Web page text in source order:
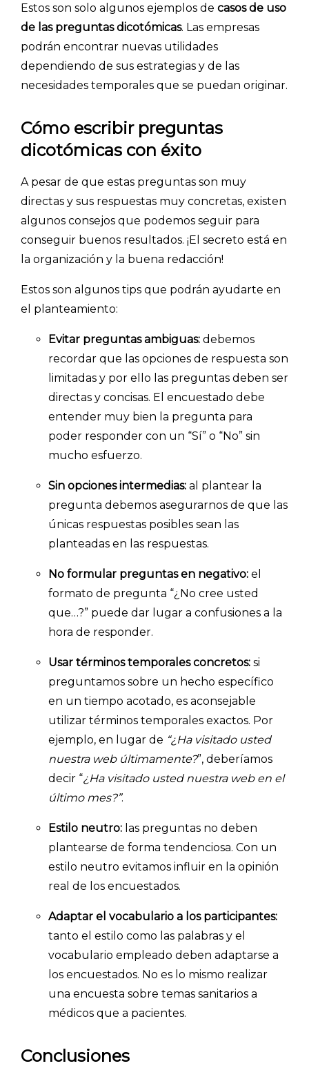
Estos son solo algunos ejemplos de casos de uso
de las preguntas dicotómicas. Las empresas
podrán encontrar nuevas utilidades
dependiendo de sus estrategias y de las
necesidades temporales que se puedan originar.
Cómo escribir preguntas
dicotómicas con éxito
A pesar de que estas preguntas son muy
directas y sus respuestas muy concretas, existen
algunos consejos que podemos seguir para
conseguir buenos resultados. ¡El secreto está en
la organización y la buena redacción!
Estos son algunos tips que podrán ayudarte en
el planteamiento:
Evitar preguntas ambiguas: debemos
recordar que las opciones de respuesta son
limitadas y por ello las preguntas deben ser
directas y concisas. El encuestado debe
entender muy bien la pregunta para
poder responder con un “Sí” o “No” sin
mucho esfuerzo.
Sin opciones intermedias: al plantear la
pregunta debemos asegurarnos de que las
únicas respuestas posibles sean las
planteadas en las respuestas.
No formular preguntas en negativo: el
formato de pregunta “¿No cree usted
que…?” puede dar lugar a confusiones a la
hora de responder.
Usar términos temporales concretos: si
preguntamos sobre un hecho específico
en un tiempo acotado, es aconsejable
utilizar términos temporales exactos. Por
ejemplo, en lugar de “¿Ha visitado usted
nuestra web últimamente?”, deberíamos
decir “¿Ha visitado usted nuestra web en el
último mes?”.
Estilo neutro: las preguntas no deben
plantearse de forma tendenciosa. Con un
estilo neutro evitamos influir en la opinión
real de los encuestados.
Adaptar el vocabulario a los participantes:
tanto el estilo como las palabras y el
vocabulario empleado deben adaptarse a
los encuestados. No es lo mismo realizar
una encuesta sobre temas sanitarios a
médicos que a pacientes.
Conclusiones